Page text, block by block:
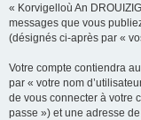
« Korvigelloù An
messages que vous
(désignés ci-après par «
Votre compte contiendra
par « votre nom
de vous connecter à votre
passe ») et une adresse